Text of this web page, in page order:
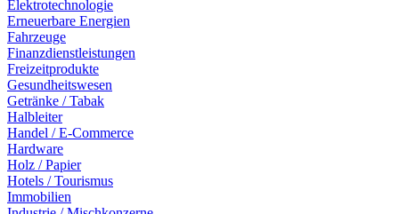
Elektrotechnologie
Erneuerbare Energien
Fahrzeuge
Finanzdienstleistungen
Freizeitprodukte
Gesundheitswesen
Getränke / Tabak
Halbleiter
Handel / E-Commerce
Hardware
Holz / Papier
Hotels / Tourismus
Immobilien